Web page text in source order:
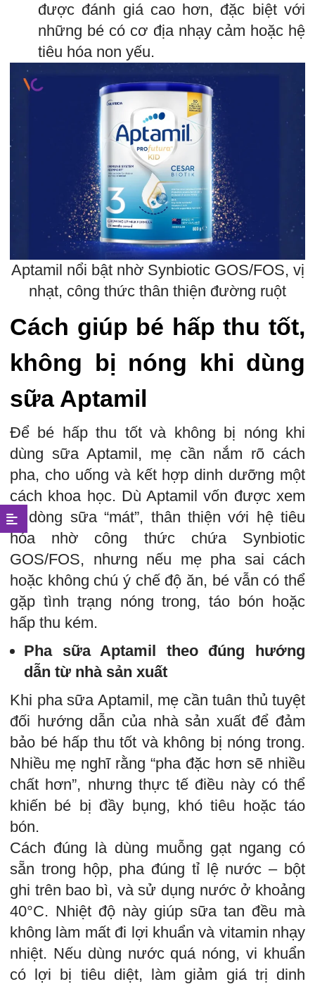
được đánh giá cao hơn, đặc biệt với
những bé có cơ địa nhạy cảm hoặc hệ
tiêu hóa non yếu.
Aptamil nổi bật nhờ Synbiotic GOS/FOS, vị
nhạt, công thức thân thiện đường ruột
Cách giúp bé hấp thu tốt,
không bị nóng khi dùng
sữa Aptamil
Để bé hấp thu tốt và không bị nóng khi
dùng sữa Aptamil, mẹ cần nắm rõ cách
pha, cho uống và kết hợp dinh dưỡng một
cách khoa học. Dù Aptamil vốn được xem
là dòng sữa “mát”, thân thiện với hệ tiêu
hóa nhờ công thức chứa Synbiotic
GOS/FOS, nhưng nếu mẹ pha sai cách
hoặc không chú ý chế độ ăn, bé vẫn có thể
gặp tình trạng nóng trong, táo bón hoặc
hấp thu kém.
Pha sữa Aptamil theo đúng hướng
dẫn từ nhà sản xuất
Khi pha sữa Aptamil, mẹ cần tuân thủ tuyệt
đối hướng dẫn của nhà sản xuất để đảm
bảo bé hấp thu tốt và không bị nóng trong.
Nhiều mẹ nghĩ rằng “pha đặc hơn sẽ nhiều
chất hơn”, nhưng thực tế điều này có thể
khiến bé bị đầy bụng, khó tiêu hoặc táo
bón.
Cách đúng là dùng muỗng gạt ngang có
sẵn trong hộp, pha đúng tỉ lệ nước – bột
ghi trên bao bì, và sử dụng nước ở khoảng
40°C. Nhiệt độ này giúp sữa tan đều mà
không làm mất đi lợi khuẩn và vitamin nhạy
nhiệt. Nếu dùng nước quá nóng, vi khuẩn
có lợi bị tiêu diệt, làm giảm giá trị dinh